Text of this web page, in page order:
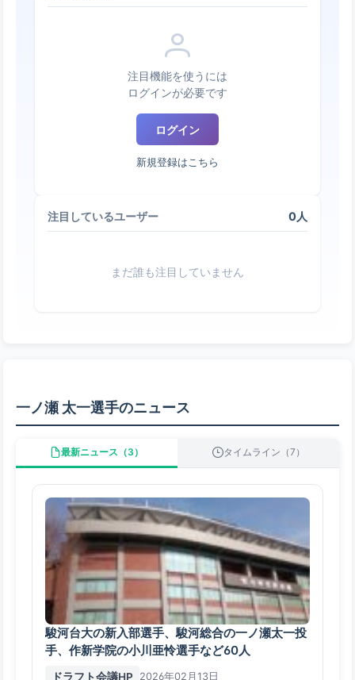
注目機能を使うには
ログインが必要です
ログイン
新規登録はこちら
注目しているユーザー 0人
まだ誰も注目していません
一ノ瀬 太一選手のニュース
最新ニュース（3） タイムライン（7）
駿河台大の新入部選手、駿河総合の一ノ瀬太一投
手、作新学院の小川亜怜選手など60人
ドラフト会議HP 2026年02月13日